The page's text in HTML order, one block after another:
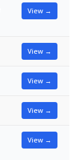
View →
View →
View →
View →
View →